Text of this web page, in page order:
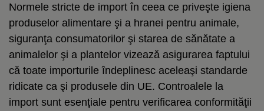
Normele stricte de import în ceea ce priveşte igiena
produselor alimentare şi a hranei pentru animale,
siguranţa consumatorilor şi starea de sănătate a
animalelor şi a plantelor vizează asigurarea faptului
că toate importurile îndeplinesc aceleaşi standarde
ridicate ca şi produsele din UE. Controalele la
import sunt esenţiale pentru verificarea conformităţii